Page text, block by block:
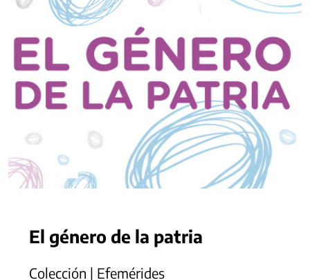
El género de la patria
Colección | Efemérides